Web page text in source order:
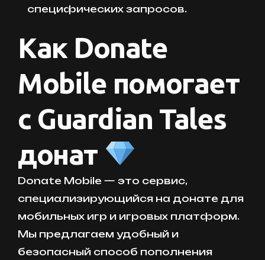
специфических запросов.
Как Donate
Mobile помогает
с Guardian Tales
донат
Donate Mobile — это сервис,
специализирующийся на донате для
мобильных игр и игровых платформ.
Мы предлагаем удобный и
безопасный способ пополнения